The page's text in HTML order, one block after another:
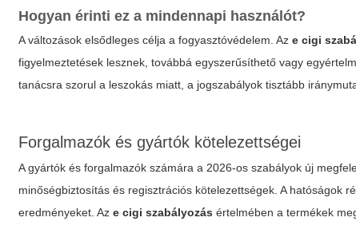
Hogyan érinti ez a mindennapi használót?
A változások elsődleges célja a fogyasztóvédelem. Aze cigi
figyelmeztetések lesznek, továbbá egyszerűsíthető vagy
tanácsra szorul a leszokás miatt, a jogszabályok tisztább
Forgalmazók és gyártók kötelezettségei
A gyártók és forgalmazók számára a 2026-os szabályok új
minőségbiztosítás és regisztrációs kötelezettségek. A hatóságok
eredményeket. Aze cigi szabályozás értelmében a termékek